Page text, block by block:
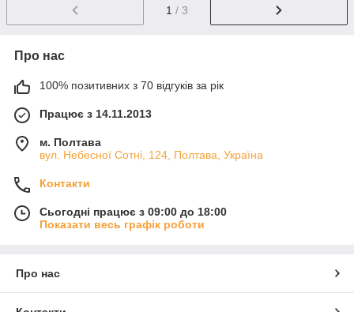
1 / 3
Про нас
100% позитивних з 70 відгуків за рік
Працює з 14.11.2013
м. Полтава
вул. Небесної Сотні, 124, Полтава, Україна
Контакти
Сьогодні працює з 09:00 до 18:00
Показати весь графік роботи
Про нас